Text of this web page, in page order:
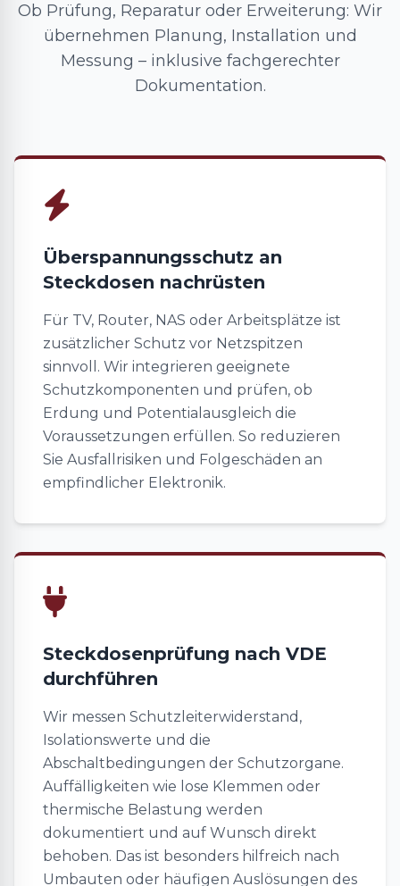
Ob Prüfung, Reparatur oder Erweiterung: Wir
übernehmen Planung, Installation und
Messung – inklusive fachgerechter
Dokumentation.
Überspannungsschutz an
Steckdosen nachrüsten
Für TV, Router, NAS oder Arbeitsplätze ist
zusätzlicher Schutz vor Netzspitzen
sinnvoll. Wir integrieren geeignete
Schutzkomponenten und prüfen, ob
Erdung und Potentialausgleich die
Voraussetzungen erfüllen. So reduzieren
Sie Ausfallrisiken und Folgeschäden an
empfindlicher Elektronik.
Steckdosenprüfung nach VDE
durchführen
Wir messen Schutzleiterwiderstand,
Isolationswerte und die
Abschaltbedingungen der Schutzorgane.
Auffälligkeiten wie lose Klemmen oder
thermische Belastung werden
dokumentiert und auf Wunsch direkt
behoben. Das ist besonders hilfreich nach
Umbauten oder häufigen Auslösungen des